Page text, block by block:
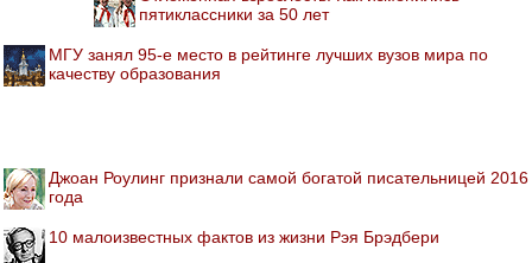
пятиклассники за 50 лет
МГУ занял 95-е место в рейтинге лучших вузов мира по
качеству образования
Джоан Роулинг признали самой богатой писательницей 2016
года
10 малоизвестных фактов из жизни Рэя Брэдбери